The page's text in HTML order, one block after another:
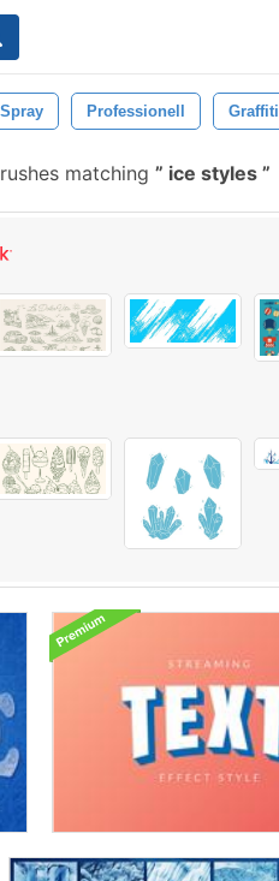
Spray Professionell Graffiti
matching ice styles